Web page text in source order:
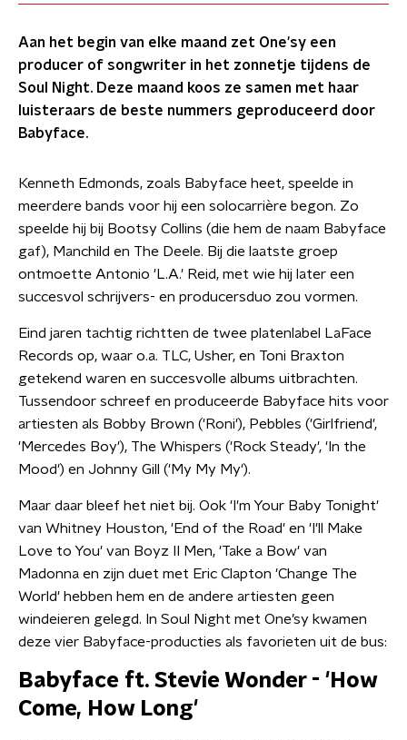
Aan het begin van elke maand zet One'sy een
producer of songwriter in het zonnetje tijdens de
Soul Night. Deze maand koos ze samen met haar
luisteraars de beste nummers geproduceerd door
Babyface.
Kenneth Edmonds, zoals Babyface heet, speelde in
meerdere bands voor hij een solocarrière begon. Zo
speelde hij bij Bootsy Collins (die hem de naam Babyface
gaf), Manchild en The Deele. Bij die laatste groep
ontmoette Antonio 'L.A.' Reid, met wie hij later een
succesvol schrijvers- en producersduo zou vormen.
Eind jaren tachtig richtten de twee platenlabel LaFace
Records op, waar o.a. TLC, Usher, en Toni Braxton
getekend waren en succesvolle albums uitbrachten.
Tussendoor schreef en produceerde Babyface hits voor
artiesten als Bobby Brown ('Roni'), Pebbles ('Girlfriend',
'Mercedes Boy'), The Whispers ('Rock Steady', 'In the
Mood') en Johnny Gill ('My My My').
Maar daar bleef het niet bij. Ook 'I'm Your Baby Tonight'
van Whitney Houston, 'End of the Road' en 'I'll Make
Love to You' van Boyz II Men, 'Take a Bow' van
Madonna en zijn duet met Eric Clapton 'Change The
World' hebben hem en de andere artiesten geen
windeieren gelegd. In Soul Night met One’sy kwamen
deze vier Babyface-producties als favorieten uit de bus:
Babyface ft. Stevie Wonder - 'How
Come, How Long'